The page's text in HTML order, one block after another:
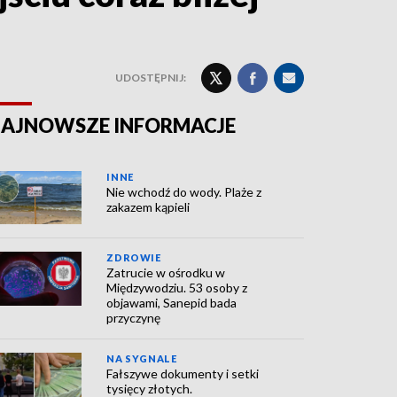
UDOSTĘPNIJ:
INFORMACJE
INNE
Nie wchodź do wody. Plaże z
zakazem kąpieli
ZDROWIE
Zatrucie w ośrodku w
Międzywodziu. 53 osoby z
objawami, Sanepid bada
przyczynę
NA SYGNALE
Fałszywe dokumenty i setki
tysięcy złotych.